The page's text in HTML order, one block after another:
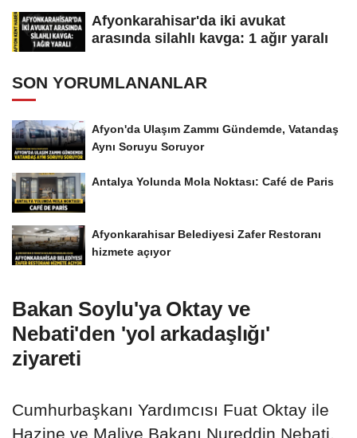
Afyonkarahisar'da iki avukat
arasında silahlı kavga: 1 ağır yaralı
SON YORUMLANANLAR
Afyon'da Ulaşım Zammı Gündemde, Vatandaş
Aynı Soruyu Soruyor
Antalya Yolunda Mola Noktası: Café de Paris
Afyonkarahisar Belediyesi Zafer Restoranı
hizmete açıyor
Bakan Soylu'ya Oktay ve
Nebati'den 'yol arkadaşlığı'
ziyareti
Cumhurbaşkanı Yardımcısı Fuat Oktay ile
Hazine ve Maliye Bakanı Nureddin Nebati,